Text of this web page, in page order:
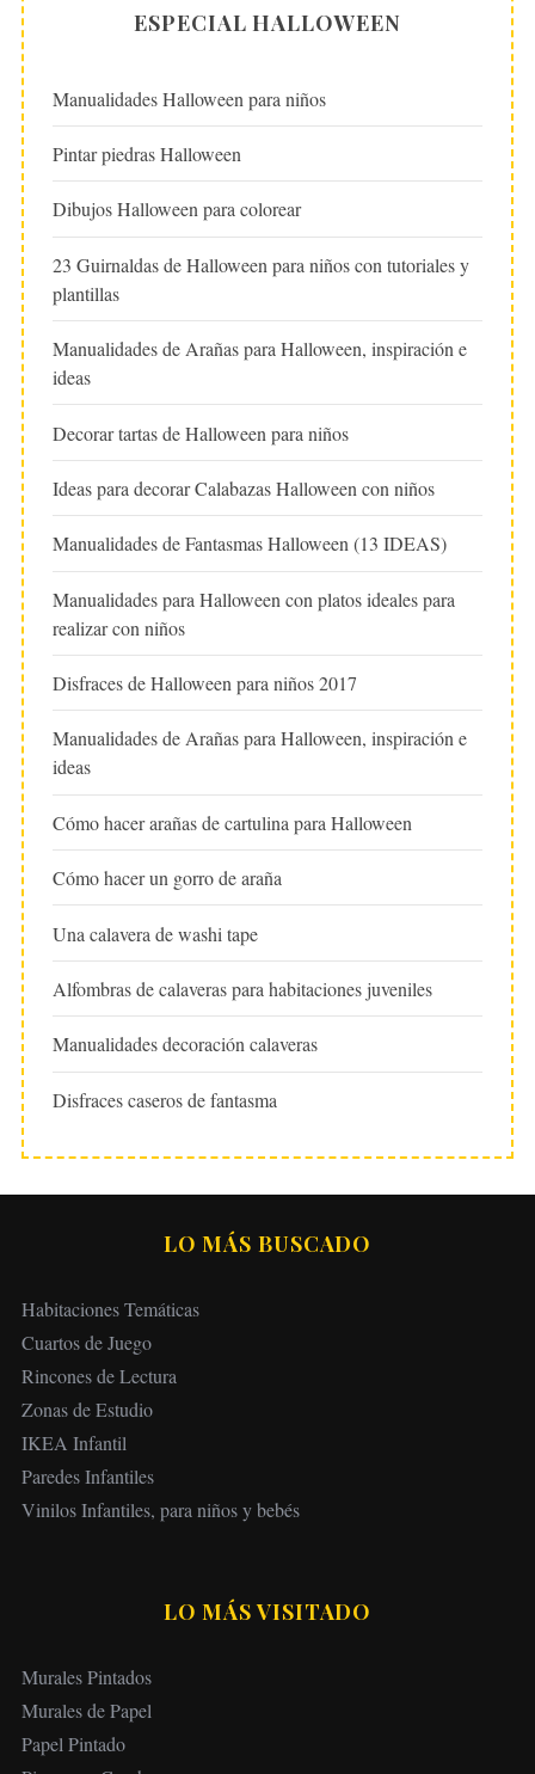
ESPECIAL HALLOWEEN
Manualidades Halloween para niños
Pintar piedras Halloween
Dibujos Halloween para colorear
23 Guirnaldas de Halloween para niños con tutoriales y
plantillas
Manualidades de Arañas para Halloween, inspiración e
ideas
Decorar tartas de Halloween para niños
Ideas para decorar Calabazas Halloween con niños
Manualidades de Fantasmas Halloween (13 IDEAS)
Manualidades para Halloween con platos ideales para
realizar con niños
Disfraces de Halloween para niños 2017
Manualidades de Arañas para Halloween, inspiración e
ideas
Cómo hacer arañas de cartulina para Halloween
Cómo hacer un gorro de araña
Una calavera de washi tape
Alfombras de calaveras para habitaciones juveniles
Manualidades decoración calaveras
Disfraces caseros de fantasma
LO MÁS BUSCADO
Habitaciones Temáticas
Cuartos de Juego
Rincones de Lectura
Zonas de Estudio
IKEA Infantil
Paredes Infantiles
Vinilos Infantiles, para niños y bebés
LO MÁS VISITADO
Murales Pintados
Murales de Papel
Papel Pintado